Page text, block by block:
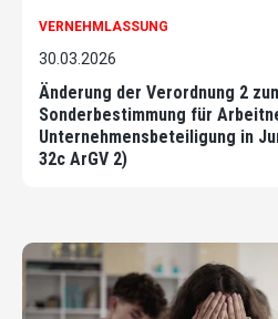
VERNEHMLASSUNG
30.03.2026
Änderung der Verordnung 2
Sonderbestimmung für
Unternehmensbeteiligung in
32c ArGV 2)